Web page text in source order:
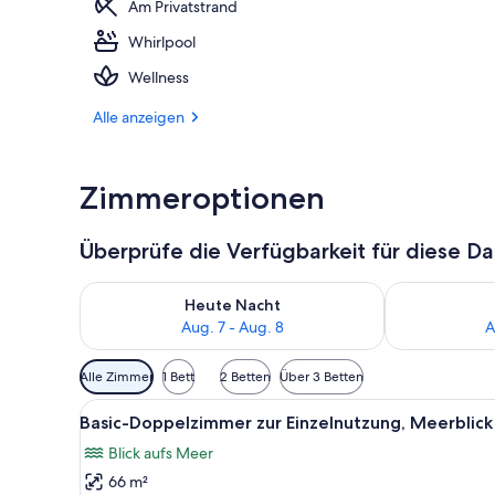
Am Privatstrand
Whirlpool
Wellness
Alle anzeigen
Zimmeroptionen
Überprüfe die Verfügbarkeit für diese
Heute Nacht
Aug. 7 - Aug. 8
Überprüfe die Verfügbarkeit für heute Nacht, Aug. 7
Überprüfe
Verfügbare
Filter
für
Alle Zimmer 1 Bett 2 Betten Über 3 Betten
Alle
Fotos
für
Basic-
Ein Balkon mit Meerblick,
14
Basic-Doppelzimmer zur Einzelnutzung, Meerblick
Blick aufs Meer
66 m²